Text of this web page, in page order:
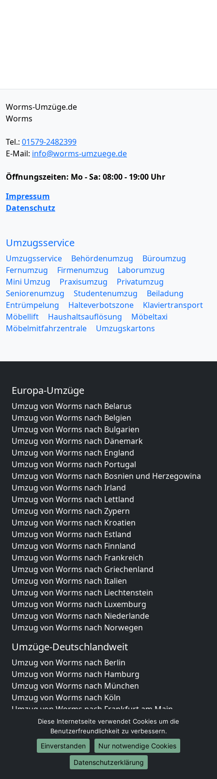
Worms-Umzüge.de
Worms
Tel.: 01579-2482399
E-Mail: info@worms-umzuege.de
Öffnungszeiten: Mo - Sa: 08:00 - 19:00 Uhr
Impressum
Datenschutz
Umzugsservice
Umzugsservice Behördenumzug
Büroumzug
Fernumzug
Firmenumzug
Laborumzug
Mini Umzug
Praxisumzug
Privatumzug
Seniorenumzug
Studentenumzug
Beiladung
Entrümpelung
Halteverbotszone
Klaviertransport
Möbellift
Haushaltsauflösung
Möbeltaxi
Möbelmitfahrzentrale
Umzugskartons
Europa-Umzüge
Umzug von Worms nach Belarus
Umzug von Worms nach Belgien
Umzug von Worms nach Bulgarien
Umzug von Worms nach Dänemark
Umzug von Worms nach England
Umzug von Worms nach Portugal
Umzug von Worms nach Bosnien und Herzegowina
Umzug von Worms nach Irland
Umzug von Worms nach Lettland
Umzug von Worms nach Zypern
Umzug von Worms nach Kroatien
Umzug von Worms nach Estland
Umzug von Worms nach Finnland
Umzug von Worms nach Frankreich
Umzug von Worms nach Griechenland
Umzug von Worms nach Italien
Umzug von Worms nach Liechtenstein
Umzug von Worms nach Luxemburg
Umzug von Worms nach Niederlande
Umzug von Worms nach Norwegen
Umzüge-Deutschlandweit
Umzug von Worms nach Berlin
Umzug von Worms nach Hamburg
Umzug von Worms nach München
Umzug von Worms nach Köln
Umzug von Worms nach Frankfurt am Main
Umzug von Worms nach Stuttgart
Umzug von Worms nach Düsseldorf
Umzug von Worms nach Leipzig
Umzug von Worms nach Dortmund
Umzug von Worms nach Essen
Diese Internetseite verwendet Cookies um die
Benutzerfreundlichkeit zu verbessern.
Einverstanden
Nur notwendige Cookies
Datenschutzerklärung